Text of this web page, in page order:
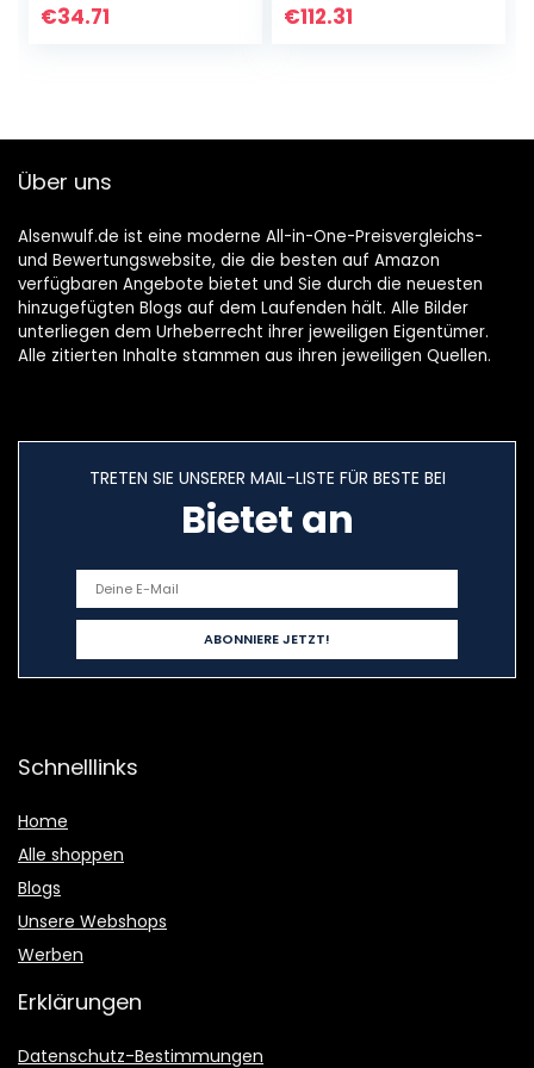
bis 13,6 kg –
ngen und
Bildschirmen
€34.71
Energieeffizient,
€112.31
Über uns
Alsenwulf.de ist eine moderne All-in-One-Preisvergleichs-
und Bewertungswebsite, die die besten auf Amazon
verfügbaren Angebote bietet und Sie durch die neuesten
hinzugefügten Blogs auf dem Laufenden hält. Alle Bilder
unterliegen dem Urheberrecht ihrer jeweiligen Eigentümer.
Alle zitierten Inhalte stammen aus ihren jeweiligen Quellen.
TRETEN SIE UNSERER MAIL-LISTE FÜR BESTE BEI
Bietet an
Schnelllinks
Home
Alle shoppen
Blogs
Unsere Webshops
Werben
Erklärungen
Datenschutz-Bestimmungen